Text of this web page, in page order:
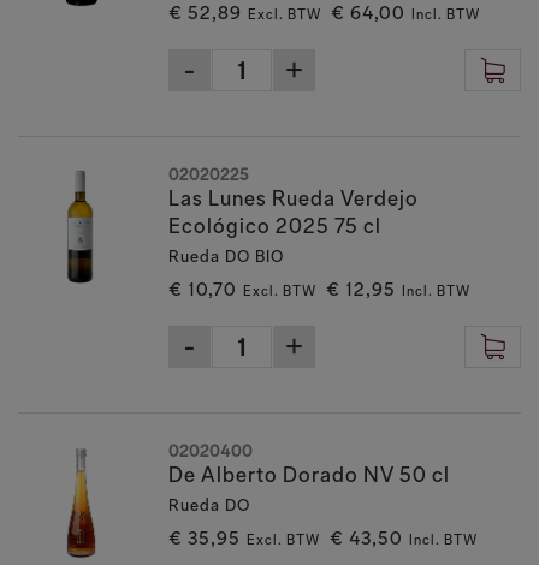
€ 52,89 Excl. BTW € 64,00 Incl. BTW
Las Lunes Rueda Verdejo
Ecológico 2025 75 cl
Rueda DO BIO
€ 10,70 Excl. BTW € 12,95 Incl. BTW
02020225
De Alberto Dorado NV 50 cl
Rueda DO
€ 35,95 Excl. BTW € 43,50 Incl. BTW
02020400